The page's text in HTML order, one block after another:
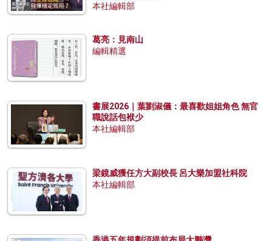
本社編輯部
葛亮：見南山
編輯精選
書展2026｜葉劉淑儀：最喜歡姐姐角色 無官
職說話包袱少
本社編輯部
梁鏡威獲任方大副校長 呂大樂加盟社科院
本社編輯部